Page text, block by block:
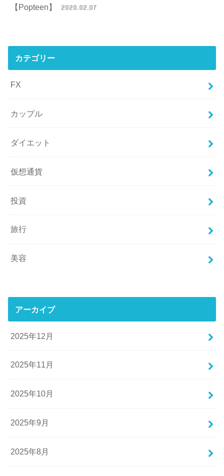
【Popteen】
2020.02.07
カテゴリー
FX
カップル
ダイエット
仮想通貨
投資
旅行
美容
アーカイブ
2025年12月
2025年11月
2025年10月
2025年9月
2025年8月